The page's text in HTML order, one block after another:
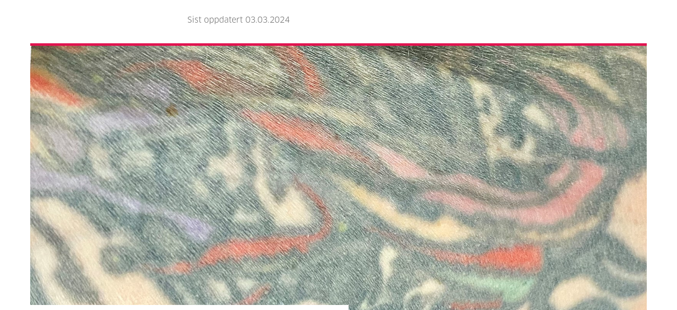
Sist oppdatert 03.03.2024